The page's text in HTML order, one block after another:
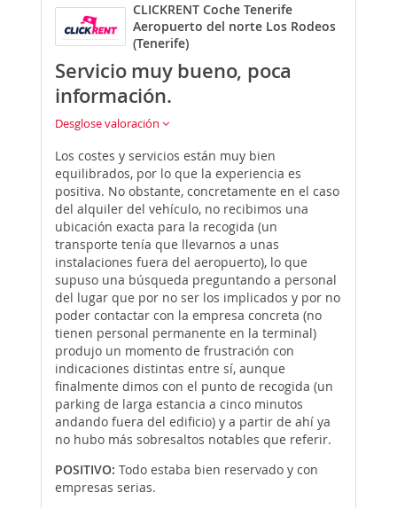
CLICKRENT Coche Tenerife
Aeropuerto del norte Los Rodeos
(Tenerife)
Servicio muy bueno, poca
información.
Desglose valoración
Los costes y servicios están muy bien
equilibrados, por lo que la experiencia es
positiva. No obstante, concretamente en el caso
del alquiler del vehículo, no recibimos una
ubicación exacta para la recogida (un
transporte tenía que llevarnos a unas
instalaciones fuera del aeropuerto), lo que
supuso una búsqueda preguntando a personal
del lugar que por no ser los implicados y por no
poder contactar con la empresa concreta (no
tienen personal permanente en la terminal)
produjo un momento de frustración con
indicaciones distintas entre sí, aunque
finalmente dimos con el punto de recogida (un
parking de larga estancia a cinco minutos
andando fuera del edificio) y a partir de ahí ya
no hubo más sobresaltos notables que referir.
POSITIVO: Todo estaba bien reservado y con
empresas serias.